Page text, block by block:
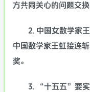
方共同关心的问题交换
2. 中国女数学家
中国数学家王虹接连
奖。
3. “十五五”要